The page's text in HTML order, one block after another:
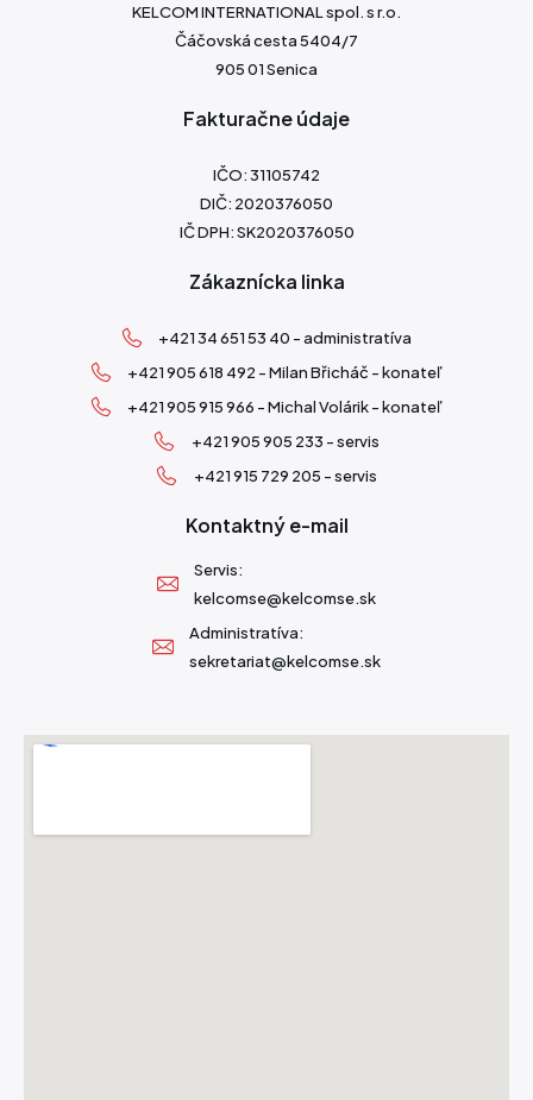
KELCOM INTERNATIONAL spol. s r.o.
Čáčovská cesta 5404/7
905 01 Senica
Fakturačne údaje
IČO: 31105742
DIČ: 2020376050
IČ DPH: SK2020376050
Zákaznícka linka
+421 34 651 53 40 - administratíva
+421 905 618 492 - Milan Břicháč - konateľ
+421 905 915 966 - Michal Volárik - konateľ
+421 905 905 233 - servis
+421 915 729 205 - servis
Kontaktný e-mail
Servis:
kelcomse@kelcomse.sk
Administratíva:
sekretariat@kelcomse.sk